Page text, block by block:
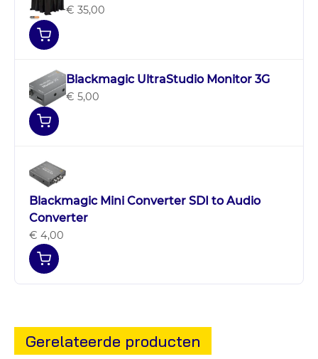
€ 35,00
Blackmagic UltraStudio Monitor 3G
€ 5,00
Blackmagic Mini Converter SDI to Audio
Converter
€ 4,00
Gerelateerde producten